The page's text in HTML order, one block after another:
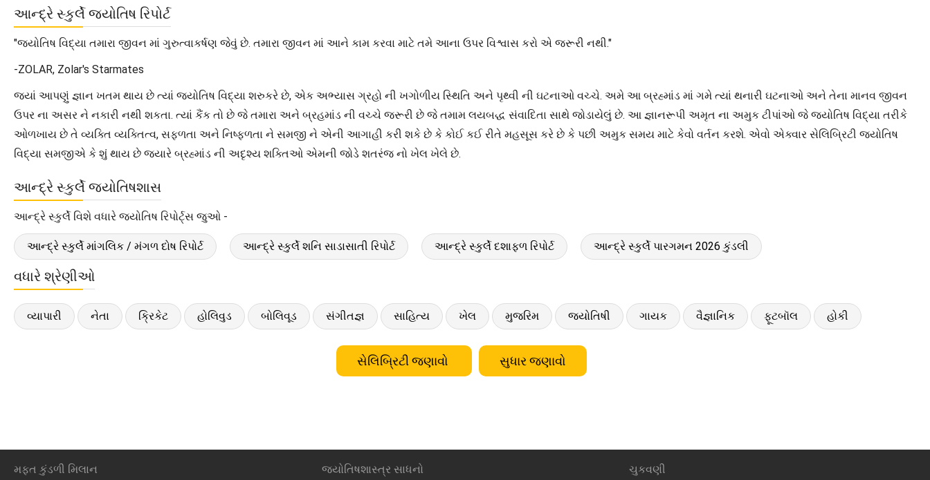
આન્દ્રે સ્કુર્લે જ્યોતિષ રિપોર્ટ
"જ્યોતિષ વિદ્યા તમારા જીવન માં ગુરુત્વાકર્ષણ જેવું છે. તમારા જીવન માં આને કામ કરવા માટે તમે આના ઉપર વિશ્વાસ કરો એ જરૂરી નથી."
-ZOLAR, Zolar's Starmates
જ્યાં આપણું જ્ઞાન ખતમ થાય છે ત્યાં જ્યોતિષ વિદ્યા શરુકરે છે, એક અભ્યાસ ગ્રહો ની ખગોળીય સ્થિતિ અને પૃથ્વી ની ઘટનાઓ વચ્ચે. અમે આ બ્રહ્માંડ માં ગમે ત્યાં થનારી ઘટનાઓ અને તેના માનવ જીવન
ઉપર ના અસર ને નકારી નથી શકતા. ત્યાં કૈંક તો છે જે તમારા અને બ્રહમાંડ ની વચ્ચે જરૂરી છે જે તમામ લયબદ્ધ સંવાદિતા સાથે જોડાયેલું છે. આ જ્ઞાનરૂપી અમૃત ના અમુક ટીપાંઓ જે જ્યોતિષ વિદ્યા તરીકે
ઓળખાય છે તે વ્યક્તિ વ્યક્તિત્વ, સફળતા અને નિષ્ફળતા ને સમજી ને એની આગાહી કરી શકે છે કે કોઈ કઈ રીતે મહસૂસ કરે છે કે પછી અમુક સમય માટે કેવો વર્તન કરશે. એવો એક્વાર સેલિબ્રિટી જ્યોતિષ
વિદ્યા સમજીએ કે શું થાય છે જયારે બ્રહ્માંડ ની અદૃશ્ય શક્તિઓ એમની જોડે શતરંજ નો ખેલ ખેલે છે.
આન્દ્રે સ્કુર્લે જ્યોતિષશાસ
આન્દ્રે સ્કુર્લે વિશે વધારે જ્યોતિષ રિપોર્ટ્સ જુઓ -
આન્દ્રે સ્કુર્લે માંગલિક / મંગળ દોષ રિપોર્ટ આન્દ્રે સ્કુર્લે શનિ સાડાસાતી રિપોર્ટ આન્દ્રે સ્કુર્લે દશાફળ રિપોર્ટ આન્દ્રે સ્કુર્લે પારગમન 2026 કુંડલી
વધારે શ્રેણીઓ
વ્યાપારી નેતા ક્રિકેટ હોલિવુડ બોલિવૂડ સંગીતજ્ઞ સાહિત્ય ખેલ મુજરિમ જ્યોતિષી ગાયક વૈજ્ઞાનિક ફૂટબૉલ હોકી
સેલિબ્રિટી જણાવો સુધાર જણાવો
મફ્ત કુંડળી મિલાન જ્યોતિષશાસ્ત્ર સાધનો ચુકવણી